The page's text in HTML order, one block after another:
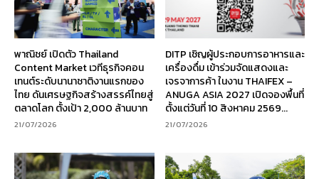
พาณิชย์ เปิดตัว Thailand
Content Market เวทีธุรกิจคอน
เทนต์ระดับนานาชาติงานแรกของ
ไทย ดันเศรษฐกิจสร้างสรรค์ไทยสู่
ตลาดโลก ตั้งเป้า 2,000 ล้านบาท
21/07/2026
DITP เชิญผู้ประกอบการอาหารและ
เครื่องดื่ม เข้าร่วมจัดแสดงและ
เจรจาการค้า ในงาน THAIFEX –
ANUGA ASIA 2027 เปิดจองพื้นที่
ตั้งแต่วันที่ 10 สิงหาคม 2569...
21/07/2026